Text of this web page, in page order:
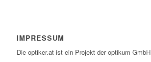
IMPRESSUM
Die optiker.at ist ein Projekt der optikum GmbH